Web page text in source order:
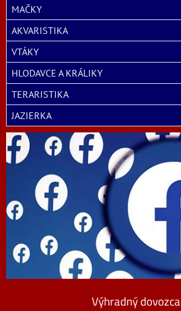
MAČKY
AKVARISTIKA
VTÁKY
HLODAVCE A KRÁLIKY
TERARISTIKA
JAZIERKA
Výhradný dovozca